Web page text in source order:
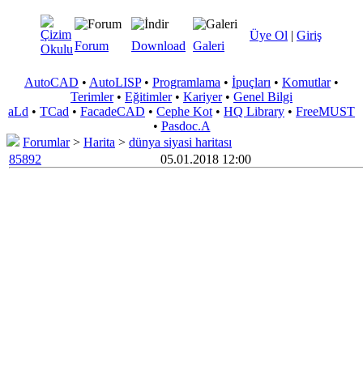
Üye Ol | Giriş
Forum Download Galeri
AutoCAD • AutoLISP• Programlama • İpuçları • Komutlar•
Terimler• Eğitimler• Kariyer• Genel Bilgi
aLd • TCad • FacadeCAD • Cephe Kot • HQ Library • FreeMUST
• Pasdoc.A
Forumlar> Harita > dünya siyasi haritası
85892
05.01.2018 12:00